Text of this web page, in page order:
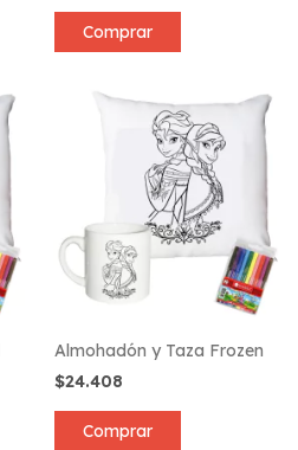
Comprar
Almohadón y Taza Frozen
$24.408
Comprar